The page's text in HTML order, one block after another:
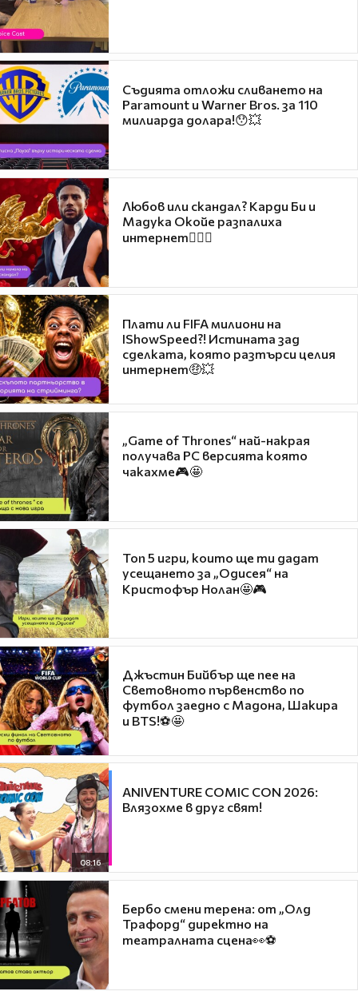
Съдията отложи сливането на
Paramount и Warner Bros. за 110
милиарда долара!😯💥
Любов или скандал? Карди Би и
Мадука Окойе разпалиха
интернет❤️‍🔥🔥
Плати ли FIFA милиони на
IShowSpeed?! Истината зад
сделката, която разтърси целия
интернет🤑💥
„Game of Thrones“ най-накрая
получава PC версията която
чакахме🎮🤩
Топ 5 игри, които ще ти дадат
усещането за „Одисея“ на
Кристофър Нолан🤩🎮
Джъстин Бийбър ще пее на
Световното първенство по
футбол заедно с Мадона, Шакира
и BTS!⚽🤩
08:16
ANIVENTURE COMIC CON 2026:
Влязохме в друг свят!
Бербо смени терена: от „Олд
Трафорд“ директно на
театралната сцена👀⚽